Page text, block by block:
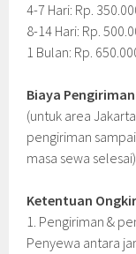
4-7 Hari: Rp.
8-14 Hari: Rp.
1 Bulan: Rp.
Biaya
(untuk area
pengiriman
masa sewa
Ketentuan
1. Pengiriman &
Penyewa antara